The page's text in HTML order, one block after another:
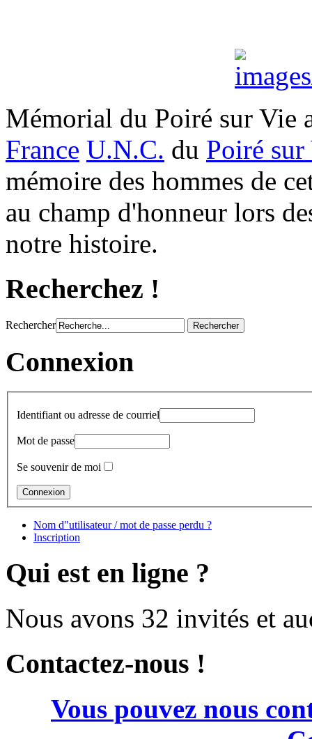
Mémorial du Poiré sur Vie
France U.N.C. du Poiré
mémoire des hommes de
au champ d'honneur lors
notre histoire.
Recherchez !
Rechercher
Connexion
Identifiant ou adresse de courriel
Mot de passe
Se souvenir de moi
Nom d"utilisateur / mot de passe perdu ?
Inscription
Qui est en ligne ?
Nous avons 32 invités et
Contactez-nous !
Vous pouvez nous